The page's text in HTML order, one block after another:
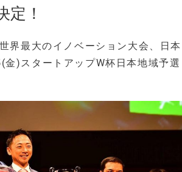
定！
界最大のイノベーション大会、日本
)スタートアップW杯日本地域予選